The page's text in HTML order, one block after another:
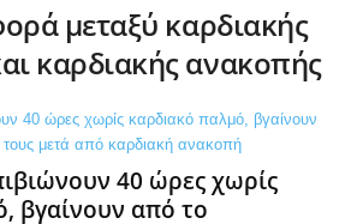
μεταξύ καρδιακής
καρδιακής ανακοπής
40 ώρες χωρίς
βγαίνουν από το